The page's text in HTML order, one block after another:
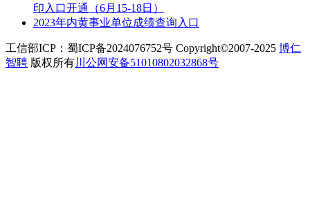
印入口开通（6月15-18日）
2023年内黄事业单位成绩查询入口
工信部ICP：蜀ICP备2024076752号 Copyright©2007-2025 博仁
智聘 版权所有川公网安备51010802032868号